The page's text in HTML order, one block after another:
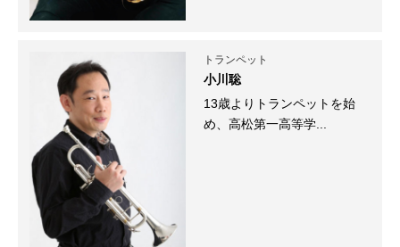
トランペット
小川聡
13歳よりトランペットを始
め、高松第一高等学...